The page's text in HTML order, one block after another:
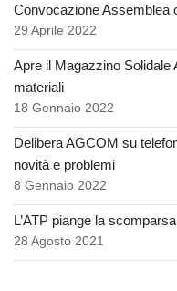
Convocazione Assemblea
29 Aprile 2022
Apre il Magazzino Solidale
materiali
18 Gennaio 2022
Delibera AGCOM su
novità e problemi
8 Gennaio 2022
L’ATP piange la
28 Agosto 2021